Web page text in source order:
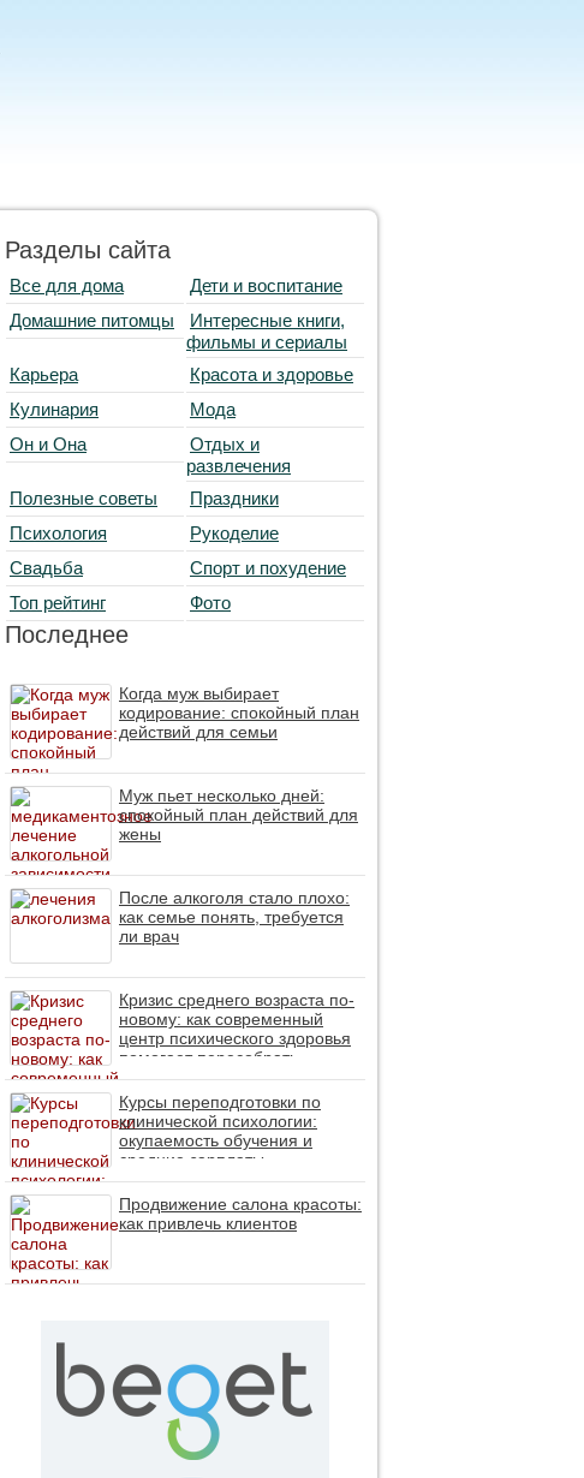
Разделы сайта
Все для дома
Дети и воспитание
Домашние питомцы
Интересные книги,
фильмы и сериалы
Карьера
Красота и здоровье
Кулинария
Мода
Он и Она
Отдых и
развлечения
Полезные советы
Праздники
Психология
Рукоделие
Свадьба
Спорт и похудение
Топ рейтинг
Фото
Последнее
Когда муж выбирает
кодирование: спокойный план
действий для семьи
Муж пьет несколько дней:
спокойный план действий для
жены
После алкоголя стало плохо:
как семье понять, требуется
ли врач
Кризис среднего возраста по-
новому: как современный
центр психического здоровья
помогает пересобрать
личность без таблеток (методы
ДПДГ и КПТ)
Курсы переподготовки по
клинической психологии:
окупаемость обучения и
средние зарплаты
специалистов в 2026 году
Продвижение салона красоты:
как привлечь клиентов